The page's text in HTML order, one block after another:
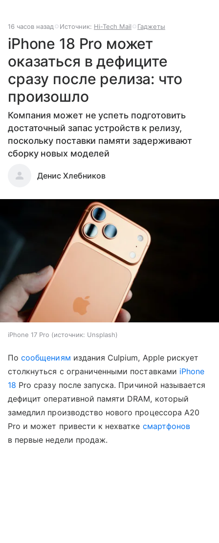
16 часов назад Источник: Hi-Tech Mail Гаджеты
iPhone 18 Pro может
оказаться в дефиците
сразу после релиза: что
произошло
Компания может не успеть подготовить
достаточный запас устройств к релизу,
поскольку поставки памяти задерживают
сборку новых моделей
Денис Хлебников
iPhone 17 Pro источник: Unsplash
Посообщениям издания Culpium, Apple рискует
столкнуться с ограниченными поставками iPhone
18 Pro сразу после запуска. Причиной называется
дефицит оперативной памяти DRAM, который
замедлил производство нового процессора A20
Pro и может привести к нехватке смартфонов
в первые недели продаж.